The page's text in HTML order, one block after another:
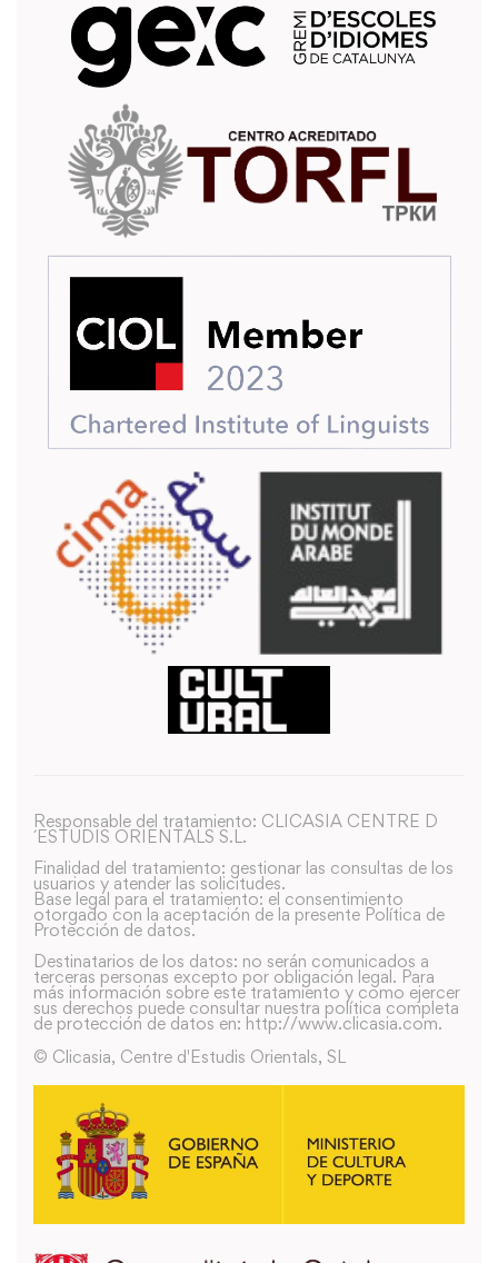
Responsable del tratamiento: CLICASIA CENTRE D
´ESTUDIS ORIENTALS S.L.
Finalidad del tratamiento: gestionar las consultas de los
usuarios y atender las solicitudes.
Base legal para el tratamiento: el consentimiento
otorgado con la aceptación de la presente Política de
Protección de datos.
Destinatarios de los datos: no serán comunicados a
terceras personas excepto por obligación legal. Para
más información sobre este tratamiento y como ejercer
sus derechos puede consultar nuestra política completa
de protección de datos en: http://www.clicasia.com.
© Clicasia, Centre d'Estudis Orientals, SL